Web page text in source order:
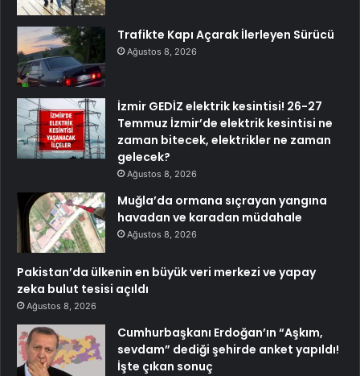
Trafikte Kapı Açarak İlerleyen Sürücü
Ağustos 8, 2026
İzmir GEDİZ elektrik kesintisi! 26-27
Temmuz İzmir’de elektrik kesintisi ne
zaman bitecek, elektrikler ne zaman
gelecek?
Ağustos 8, 2026
Muğla’da ormana sıçrayan yangına
havadan ve karadan müdahale
Ağustos 8, 2026
Pakistan’da ülkenin en büyük veri merkezi ve yapay
zeka bulut tesisi açıldı
Ağustos 8, 2026
Cumhurbaşkanı Erdoğan’ın “Aşkım,
sevdam” dediği şehirde anket yapıldı!
İşte çıkan sonuç